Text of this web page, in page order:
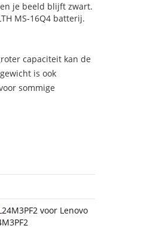
je beeld blijft zwart.
MS-16Q4 batterij.
capaciteit kan de
is ook
sommige